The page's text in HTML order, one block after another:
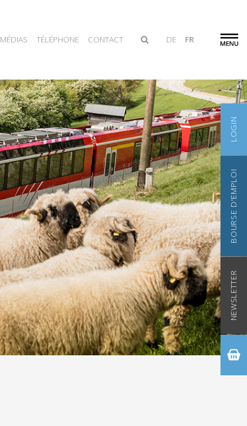
MÉDIAS TÉLÉPHONE CONTACT DE FR
LOGIN
BOURSE D'EMPLOI
NEWSLETTER